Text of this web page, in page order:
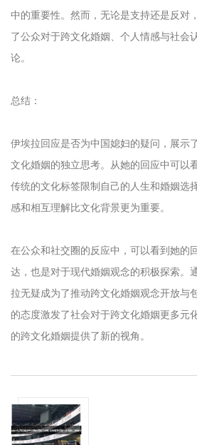
中的重要性。然而，无论是支持还是反对
了公众对于跨文化婚姻、个人情感与社会
论。
总结：
伊埃拉回应是否为中国媳妇的疑问，展示
文化婚姻的独立思考。从她的回应中可以
传统的文化标签限制自己的人生和婚姻选
感和相互理解比文化背景更为重要。
在公众和社交圈的反应中，可以看到她的
达，也是对于现代婚姻观念的积极探索。
拉无疑成为了推动跨文化婚姻观念开放与
的态度激发了社会对于跨文化婚姻更多元
的跨文化婚姻提供了新的视角。